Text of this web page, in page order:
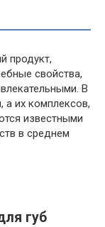
продукт,
свойства,
В
а их комплексов,
известными
в среднем
губ